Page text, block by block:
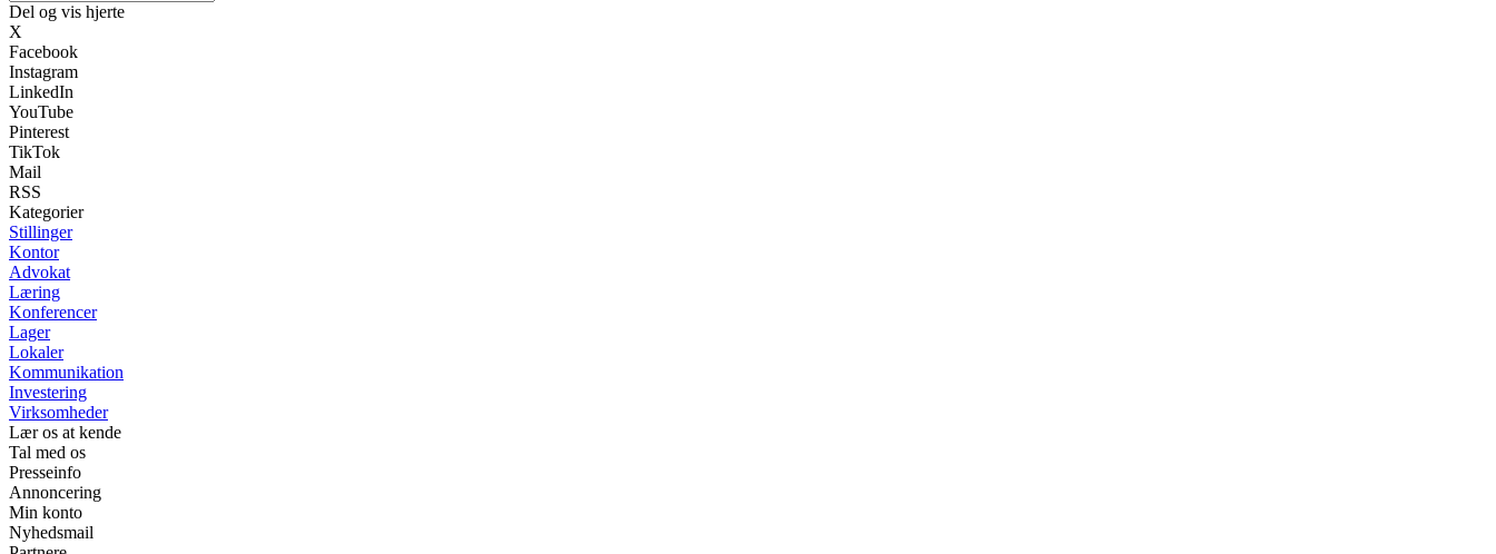
Del og vis hjerte
X
Facebook
Instagram
LinkedIn
YouTube
Pinterest
TikTok
Mail
RSS
Kategorier
Stillinger
Kontor
Advokat
Læring
Konferencer
Lager
Lokaler
Kommunikation
Investering
Virksomheder
Lær os at kende
Tal med os
Presseinfo
Annoncering
Min konto
Nyhedsmail